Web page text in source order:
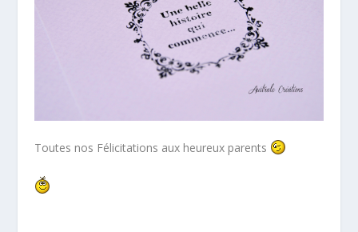
Toutes nos Félicitations aux heureux parents